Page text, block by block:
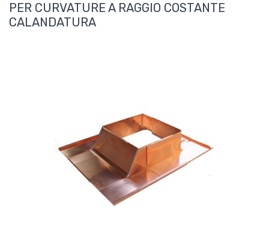
PER CURVATURE A RAGGIO COSTANTE
CALANDATURA